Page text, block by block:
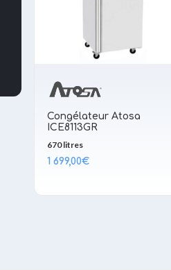
Congélateur Atosa
ICE8113GR
670 litres
1 699,00€